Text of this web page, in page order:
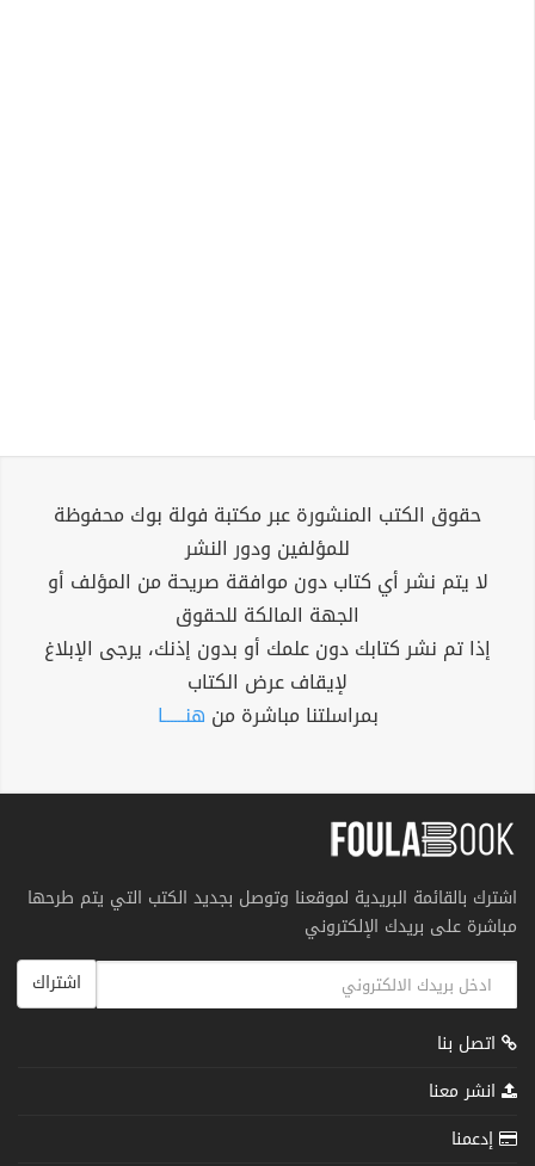
حقوق الكتب المنشورة عبر مكتبة فولة بوك محفوظة
للمؤلفين ودور النشر
لا يتم نشر أي كتاب دون موافقة صريحة من المؤلف أو
الجهة المالكة للحقوق
إذا تم نشر كتابك دون علمك أو بدون إذنك، يرجى الإبلاغ
لإيقاف عرض الكتاب
بمراسلتنا مباشرة من هنــــــا
اشترك بالقائمة البريدية لموقعنا وتوصل بجديد الكتب التي يتم طرحها
مباشرة على بريدك الإلكتروني
اشتراك
اتصل بنا
انشر معنا
إدعمنا